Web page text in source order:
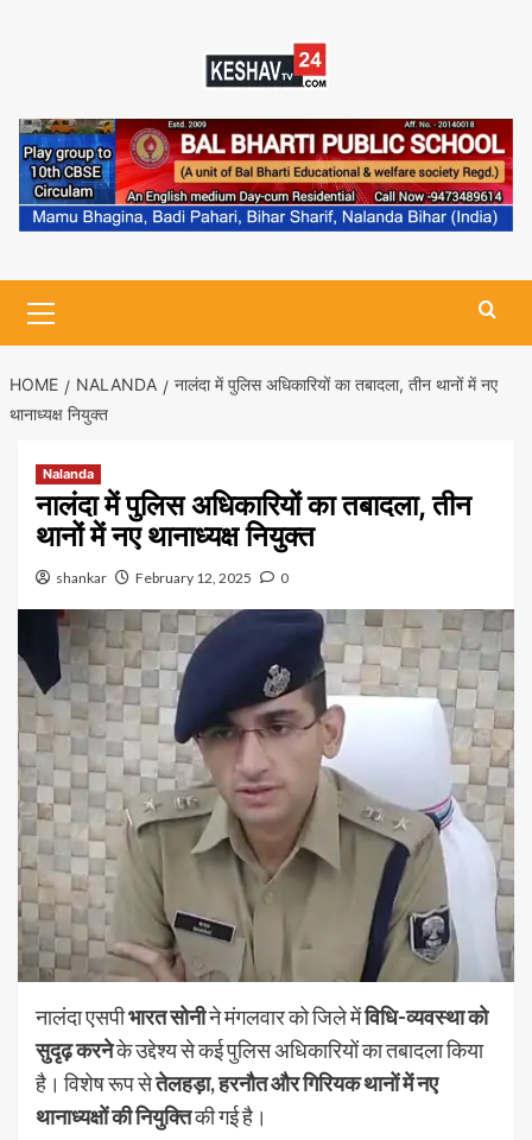
Menu
HOME NALANDA
नालंदा में पुलिस अधिकारियों का तबादला, तीन थानों में नए
थानाध्यक्ष नियुक्त
Nalanda
नालंदा में पुलिस अधिकारियों का तबादला, तीन
थानों में नए थानाध्यक्ष नियुक्त
shankar February 12, 2025 0
नालंदा एसपीभारत सोनीने मंगलवार को जिले मेंविधि-व्यवस्था को
सुदृढ़ करनेके उद्देश्य से कई पुलिस अधिकारियों का तबादला किया
है। विशेष रूप सेतेलहड़ा, हरनौत और गिरियक थानों में नए
थानाध्यक्षों की नियुक्तिकी गई है।